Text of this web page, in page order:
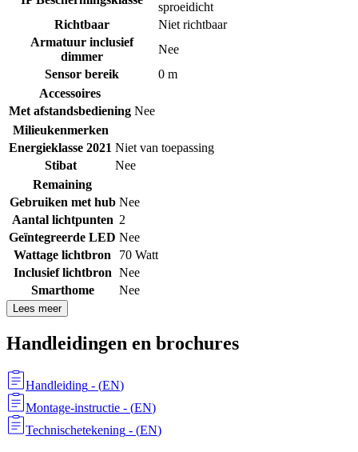
sproeidicht
Richtbaar
Niet richtbaar
Armatuur inclusief
dimmer
Nee
Sensor bereik
0 m
Accessoires
Met afstandsbediening Nee
Milieukenmerken
Energieklasse 2021 Niet van toepassing
Stibat
Nee
Remaining
Gebruiken met hub Nee
Aantal lichtpunten 2
Geïntegreerde LED Nee
Wattage lichtbron
70 Watt
Inclusief lichtbron Nee
Smarthome
Nee
Lees meer
Handleidingen en brochures
Handleiding - (EN)
Montage-instructie - (EN)
Technischetekening - (EN)